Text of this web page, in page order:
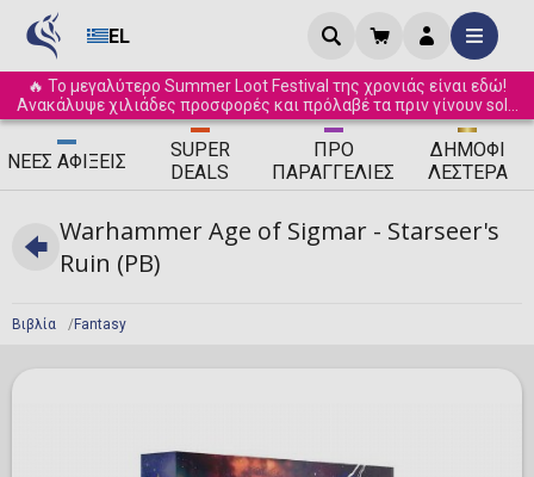
EL
🔥 Το μεγαλύτερο Summer Loot Festival της χρονιάς είναι εδώ!
Ανακάλυψε χιλιάδες προσφορές και πρόλαβέ τα πριν γίνουν sold
out! ☀️
ΝΈΕΣ ΑΦΊΞΕΙΣ
SUPER
DEALS
ΠΡΟ
ΠΑΡΑΓΓΕΛΊΕΣ
ΔΗΜΟΦΙ
ΛΈΣΤΕΡΑ
Βιβλία Fantasy
Warhammer Age of Sigmar - Starseer's
Ruin (PB)